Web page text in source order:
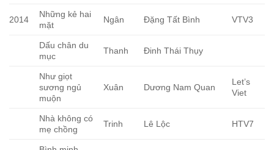
2014
Những kẻ hai
mặt
Ngân Đặng Tất Bình VTV3
Dấu chân du
mục
Thanh Đinh Thái Thụy
Như giọt
sương ngủ
muộn
Xuân Dương Nam Quan
Let’s
Viet
Nhà không có
mẹ chồng
Trinh Lê Lộc HTV7